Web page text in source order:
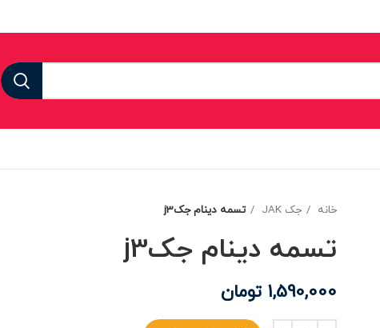
خانه جک JAK تسمه دینام جکj3
تسمه دینام جکj3
1,590,000 تومان